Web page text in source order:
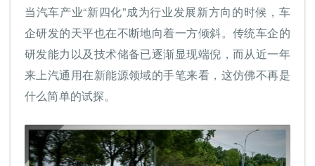
当汽车产业“新四化”成为行业发展新方向的时候，车
企研发的天平也在不断地向着一方倾斜。传统车企的
研发能力以及技术储备已逐渐显现端倪，而从近一年
来上汽通用在新能源领域的手笔来看，这仿佛不再是
什么简单的试探。